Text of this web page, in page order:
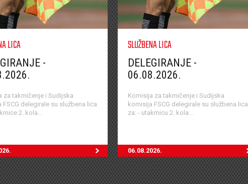
LICA
-
za takmičenje i Sudijska
FSCG delegirale su službena lica
2. kola...
SLUŽBENA LICA
DELEGIRANJE -
06.08.2026.
Komisija za takmičenje i Sudijska
komisija FSCG delegirale su službena lica
za: - utakmicu 2. kola...
06.08.2026.